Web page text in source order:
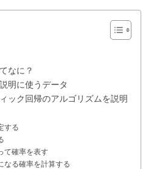
なに？
明に使うデータ
ック回帰のアルゴリズムを説明
する
て確率を表す
なる確率を計算する